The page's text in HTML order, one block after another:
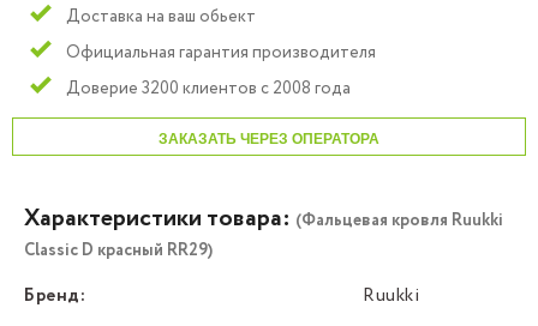
Доставка на ваш обьект
Официальная гарантия производителя
Доверие 3200 клиентов с 2008 года
ЗАКАЗАТЬ ЧЕРЕЗ ОПЕРАТОРА
Характеристики товара: (Фальцевая кровля Ruukki
Classic D красный RR29)
Бренд:
Ruukki